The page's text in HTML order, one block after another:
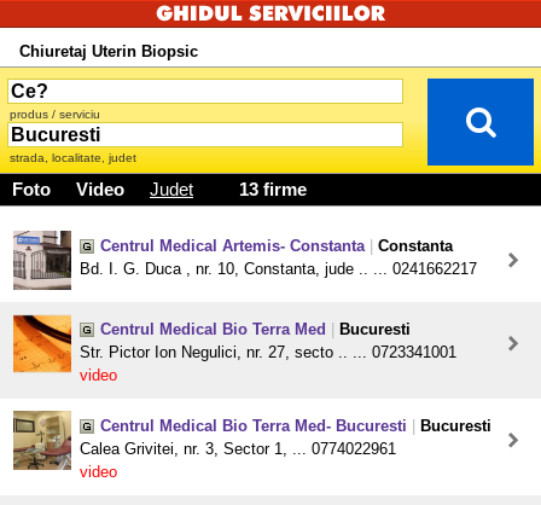
Chiuretaj Uterin Biopsic
produs / serviciu
strada, localitate, judet
Foto Video Judet 13 firme
Centrul Medical Artemis- Constanta
Constanta
Bd. I. G. Duca , nr. 10, Constanta, jude .. ... 0241662217
Centrul Medical Bio Terra Med
Bucuresti
Str. Pictor Ion Negulici, nr. 27, secto .. ... 0723341001
video
Centrul Medical Bio Terra Med- Bucuresti
Bucuresti
Calea Grivitei, nr. 3, Sector 1, ... 0774022961
video